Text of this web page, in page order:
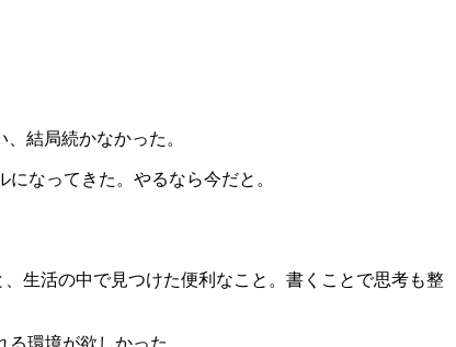
結局続かなかった。
なってきた。やるなら今だと。
生活の中で見つけた便利なこと。書くことで思考も整